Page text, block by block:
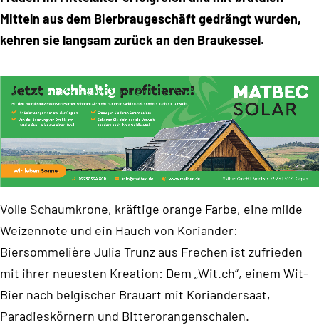
Recht
Verbraucher
Mitteln aus dem Bierbraugeschäft gedrängt wurden,
kehren sie langsam zurück an den Braukessel.
Volle Schaumkrone, kräftige orange Farbe, eine milde
Weizennote und ein Hauch von Koriander:
Biersommelière Julia Trunz aus Frechen ist zufrieden
mit ihrer neuesten Kreation: Dem „Wit.ch“, einem Wit-
Bier nach belgischer Brauart mit Koriandersaat,
Paradieskörnern und Bitterorangenschalen.